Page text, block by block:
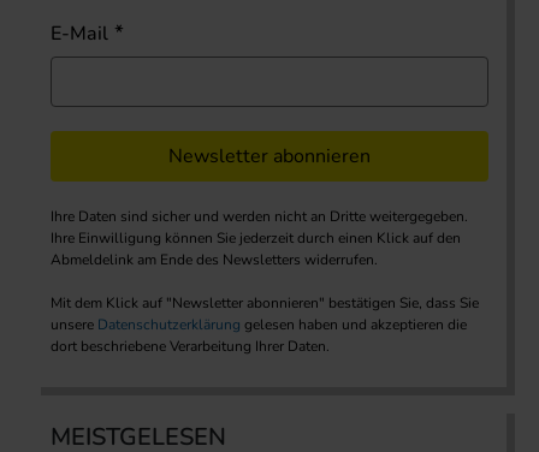
E-Mail
Newsletter abonnieren
Ihre Daten sind sicher und werden nicht an Dritte weitergegeben.
Ihre Einwilligung können Sie jederzeit durch einen Klick auf den
Abmeldelink am Ende des Newsletters widerrufen.
Mit dem Klick auf "Newsletter abonnieren" bestätigen Sie, dass Sie
unsere Datenschutzerklärung gelesen haben und akzeptieren die
dort beschriebene Verarbeitung Ihrer Daten.
MEISTGELESEN